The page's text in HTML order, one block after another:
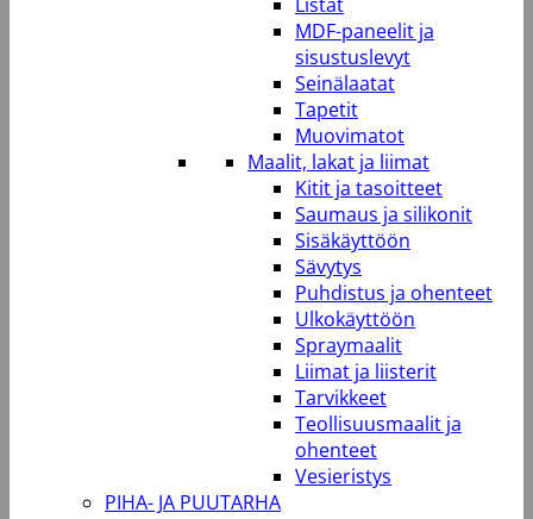
MDF-paneelit ja
sisustuslevyt
Seinälaatat
Tapetit
Muovimatot
Maalit, lakat ja liimat
Kitit ja tasoitteet
Saumaus ja silikonit
Sisäkäyttöön
Sävytys
Puhdistus ja ohenteet
Ulkokäyttöön
Spraymaalit
Liimat ja liisterit
Tarvikkeet
Teollisuusmaalit ja
ohenteet
Vesieristys
PIHA- JA PUUTARHA